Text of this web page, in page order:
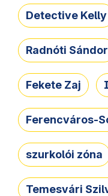
Detective Kelly
Radnóti Sándor
Fekete Zaj
Ferencváros-
szurkolói zóna
Temesvári